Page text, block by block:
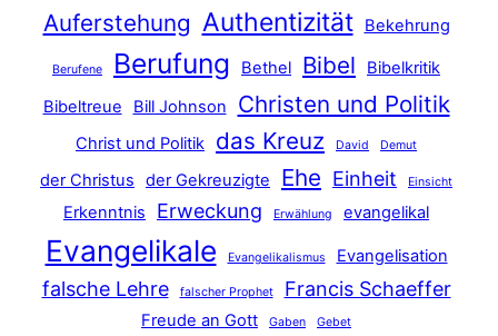
Auferstehung Authentizität Bekehrung
Berufene Berufung Bethel Bibel
Bibelkritik
Bibeltreue
Bill Johnson Christen und Politik
Christ und Politik das Kreuz David Demut
der Christus der Gekreuzigte Ehe Einheit Einsicht
Erkenntnis Erweckung Erwählung evangelikal
Evangelikale Evangelikalismus Evangelisation
falsche Lehre falscher Prophet Francis Schaeffer
Freude an Gott Gaben Gebet